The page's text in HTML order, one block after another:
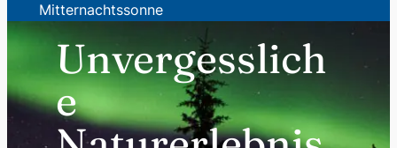
Mitternachtssonne
Unvergesslich
e